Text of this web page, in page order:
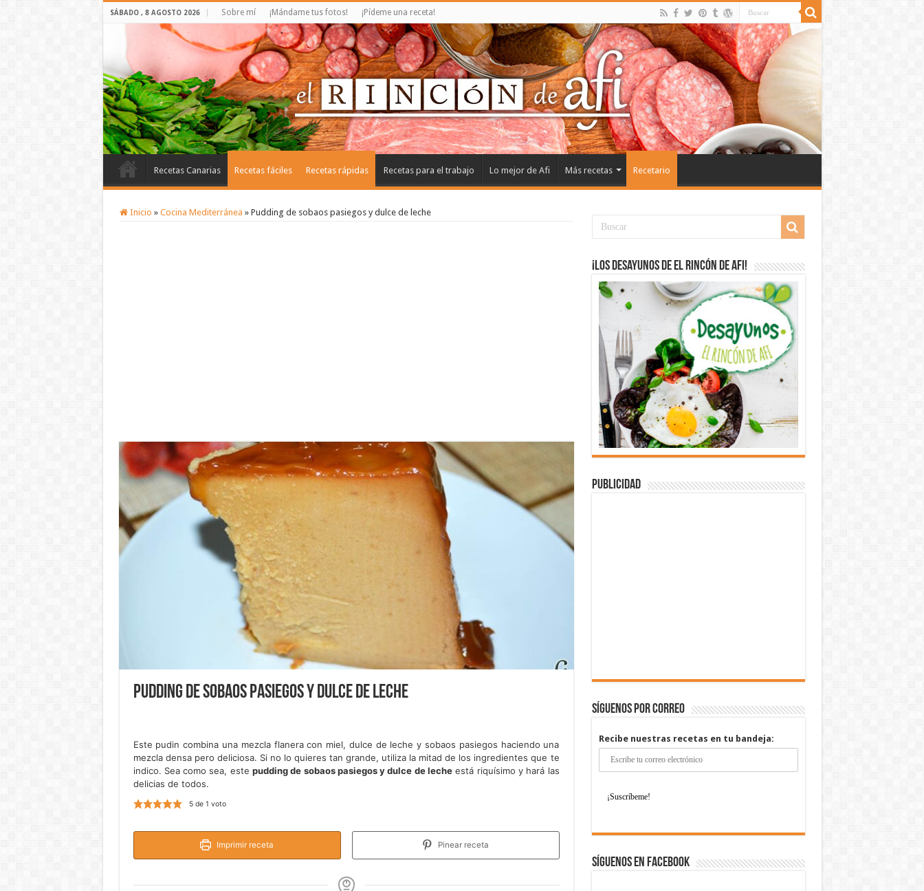
SÁBADO , 8 AGOSTO 2026 Sobre mí ¡Mándame tus fotos! ¡Pídeme una receta!
Recetas Canarias Recetas fáciles Recetas rápidas Recetas para el trabajo Lo mejor de Afi Más recetas Recetario
Inicio » Cocina Mediterránea » Pudding de sobaos pasiegos y dulce de leche
Pudding de sobaos pasiegos y dulce de leche
Este pudin combina una mezcla flanera con miel, dulce de leche y sobaos pasiegos haciendo una
mezcla densa pero deliciosa. Si no lo quieres tan grande, utiliza la mitad de los ingredientes que te
indico. Sea como sea, este pudding de sobaos pasiegos y dulce de leche está riquísimo y hará las
delicias de todos.
5de 1 voto
Imprimir receta Pinear receta
¡Los desayunos de El Rincón de Afi!
Publicidad
Síguenos por correo
Recibe nuestras recetas en tu bandeja:
Síguenos en Facebook